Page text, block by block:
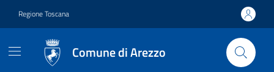
Regione Toscana
Comune di Arezzo